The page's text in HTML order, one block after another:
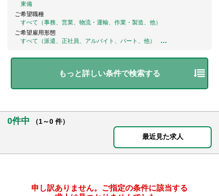
東備
ご希望職種
すべて（事務、営業、物流・運輸、作業・製造、他）
ご希望雇用形態
すべて（派遣、正社員、アルバイト、パート、他）
…
もっと詳しい条件で検索する
0件中
（1～0 件）
最近見た求人
申し訳ありません。ご指定の条件に該当する